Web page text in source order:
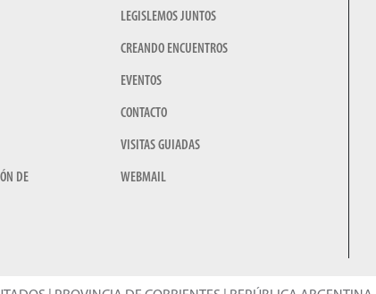
DE
LEGISLEMOS JUNTOS
CREANDO ENCUENTROS
EVENTOS
CONTACTO
VISITAS GUIADAS
WEBMAIL